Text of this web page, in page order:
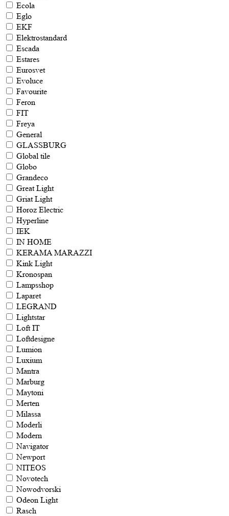
Ecola
Eglo
EKF
Elektrostandard
Escada
Estares
Eurosvet
Evoluce
Favourite
Feron
FIT
Freya
General
GLASSBURG
Global tile
Globo
Grandeco
Great Light
Griat Light
Horoz Electric
Hyperline
IEK
IN HOME
KERAMA MARAZZI
Kink Light
Kronospan
Lampsshop
Laparet
LEGRAND
Lightstar
Loft IT
Loftdesigne
Lumion
Luxium
Mantra
Marburg
Maytoni
Merten
Milassa
Moderli
Modern
Navigator
Newport
NITEOS
Novotech
Nowodvorski
Odeon Light
Rasch